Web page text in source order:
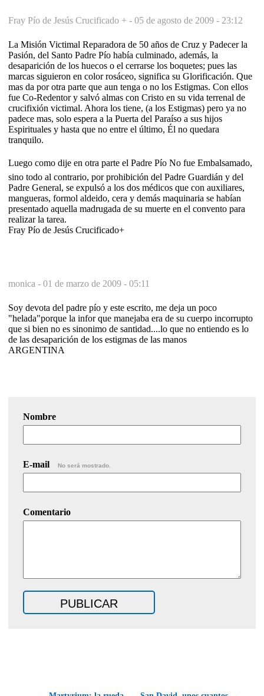
Fray Pío de Jesús Crucificado + - 05 de agosto de 2009 - 23:12
La Misión Victimal Reparadora de 50 años de Cruz y Padecer la
Pasión, del Santo Padre Pío había culminado, además, la
desaparición de los huecos o el cerrarse los boquetes; pues las
marcas siguieron en color rosáceo, significa su Glorificación. Que
mas da por otra parte que aun tenga o no los Estigmas. Con ellos
fue Co-Redentor y salvó almas con Cristo en su vida terrenal de
crucifixión victimal. Ahora los tiene, (a los Estigmas) pero ya no
padece mas, solo espera a la Puerta del Paraíso a sus hijos
Espirituales y hasta que no entre el último, Él no quedara
tranquilo.
Luego como dije en otra parte el Padre Pío No fue Embalsamado,
sino todo al contrario, por prohibición del Padre Guardián y del
Padre General, se expulsó a los dos médicos que con auxiliares,
mangueras, formol aldeido, cera y demás maquinaria se habían
presentado aquella madrugada de su muerte en el convento para
realizar la tarea.
Fray Pío de Jesús Crucificado+
monica - 01 de marzo de 2009 - 05:11
Soy devota del padre pío y este escrito, me deja un poco
"helada"porque la infor que manejaba era de su cuerpo incorrupto
que si bien no es sinonimo de santidad....lo que no entiendo es lo
de las desaparición de los estigmas de las manos
ARGENTINA
Nombre
E-mail No será mostrado.
Comentario